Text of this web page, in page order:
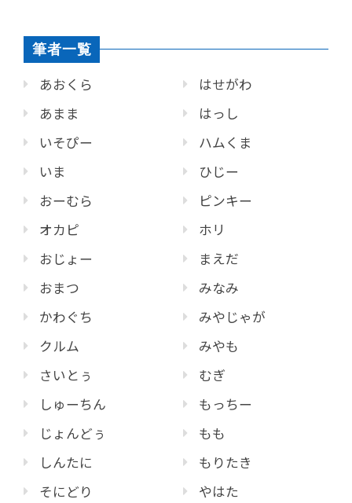
筆者一覧
あおくら
あまま
いそぴー
いま
おーむら
オカピ
おじょー
おまつ
かわぐち
クルム
さいとぅ
しゅーちん
じょんどぅ
しんたに
そにどり
はせがわ
はっし
ハムくま
ひじー
ピンキー
ホリ
まえだ
みなみ
みやじゃが
みやも
むぎ
もっちー
もも
もりたき
やはた